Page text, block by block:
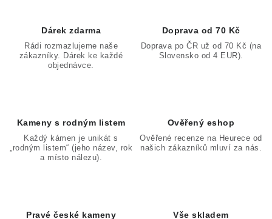
Dárek zdarma
Rádi rozmazlujeme naše
zákazníky. Dárek ke každé
objednávce.
Doprava od 70 Kč
Doprava po ČR už od 70 Kč (na
Slovensko od 4 EUR).
Kameny s rodným listem
Každý kámen je unikát s
„rodným listem“ (jeho název, rok
a místo nálezu).
Ověřený eshop
Ověřené recenze na Heurece od
našich zákazníků mluví za nás.
Pravé české kameny Vše skladem